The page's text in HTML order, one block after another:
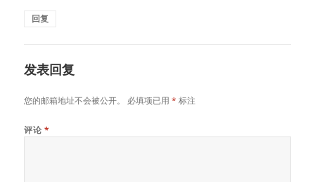
回复
发表回复
您的邮箱地址不会被公开。 必填项已用* 标注
评论 *